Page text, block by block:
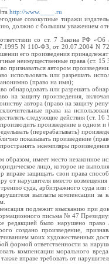
http://www.____.ru
совокупные тиражи
должно с большим уважением
со ст. 7 Закона РФ
N 110-ФЗ, от 20.07.2004 N 72-
его произведения принадлежат:
неимущественные права (ст. 15
признаваться автором
использовать или разрешать
анонимно (право на имя);
обнародовать или разрешать
на защиту произведения,
автора (право на защиту
права на
следующие действия (ст. 16
произведение в одном и
(перерабатывать)
показывать произведение
экземпляры
образом, имеет место незаконное
лицо, которое не
вправе защищать свои права
от нарушителя вместо
суда, арбитражного суда или
выплаты компенсации за
подлежит взысканию при
письма № 47
редакцией было нарушено право
создано произведение,
моих художественных
формой ответственности за
компенсации морального
также вправе требовать от